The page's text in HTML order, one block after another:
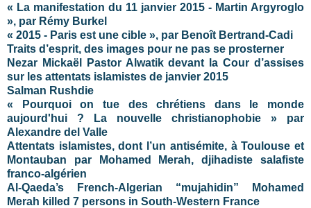
« La manifestation du 11 janvier 2015 - Martin Argyroglo
», par Rémy Burkel
« 2015 - Paris est une cible », par Benoît Bertrand-Cadi
Traits d’esprit, des images pour ne pas se prosterner
Nezar Mickaël Pastor Alwatik devant la Cour d’assises
sur les attentats islamistes de janvier 2015
Salman Rushdie
« Pourquoi on tue des chrétiens dans le monde
aujourd'hui ? La nouvelle christianophobie » par
Alexandre del Valle
Attentats islamistes, dont l’un antisémite, à Toulouse et
Montauban par Mohamed Merah, djihadiste salafiste
franco-algérien
Al-Qaeda’s French-Algerian “mujahidin” Mohamed
Merah killed 7 persons in South-Western France